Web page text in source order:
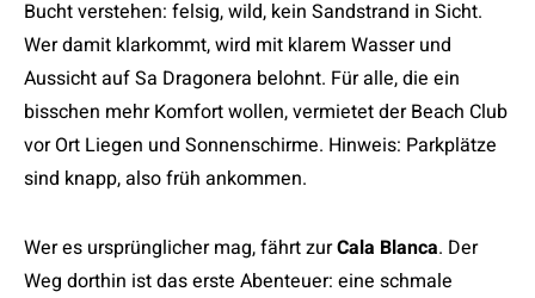
Bucht verstehen: felsig, wild, kein Sandstrand in Sicht.
Wer damit klarkommt, wird mit klarem Wasser und
Aussicht auf Sa Dragonera belohnt. Für alle, die ein
bisschen mehr Komfort wollen, vermietet der Beach Club
vor Ort Liegen und Sonnenschirme. Hinweis: Parkplätze
sind knapp, also früh ankommen.
Wer es ursprünglicher mag, fährt zurCala Blanca. Der
Weg dorthin ist das erste Abenteuer: eine schmale